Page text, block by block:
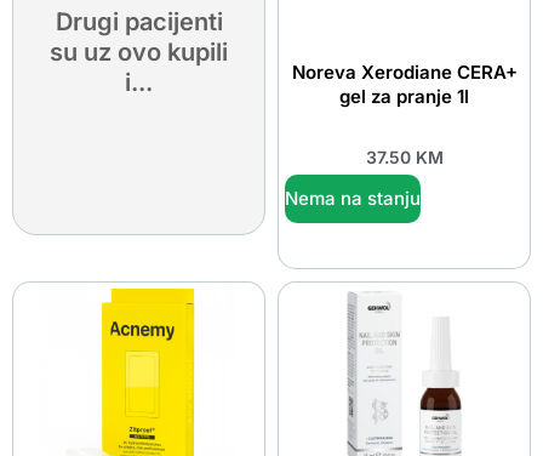
Drugi pacijenti
su uz ovo kupili
i...
Noreva Xerodiane CERA+
gel za pranje 1l
37.50 KM
Nema na stanju